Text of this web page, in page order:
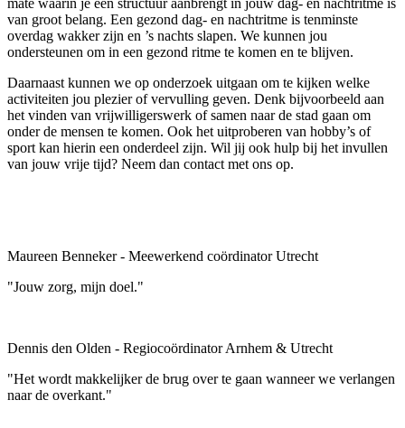
van groot belang. Een gezond dag- en nachtritme is tenminste
overdag wakker zijn en ’s nachts slapen. We kunnen jou
ondersteunen om in een gezond ritme te komen en te blijven.
Daarnaast kunnen we op onderzoek uitgaan om te kijken welke
activiteiten jou plezier of vervulling geven. Denk bijvoorbeeld aan
het vinden van vrijwilligerswerk of samen naar de stad gaan om
onder de mensen te komen. Ook het uitproberen van hobby’s of
sport kan hierin een onderdeel zijn. Wil jij ook hulp bij het invullen
van jouw vrije tijd? Neem dan contact met ons op.
Maureen Benneker - Meewerkend coördinator Utrecht
"Jouw zorg, mijn doel."
Dennis den Olden - Regiocoördinator Arnhem & Utrecht
"Het wordt makkelijker de brug over te gaan wanneer we verlangen
naar de overkant."